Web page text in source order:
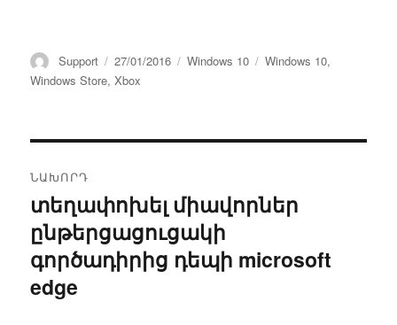
Հեղինակ
Support Հրատարակված՝
27/01/2016 Կարգեր
Windows 10 Պիտակներ
Windows 10,
Windows Store,Xbox
նավարկումը
ՆԱԽՈՐԴ
Նախորդ
գրառում՝
տեղափոխել միավորներ
ընթերցացուցակի
գործադիրից դեպի microsoft
edge